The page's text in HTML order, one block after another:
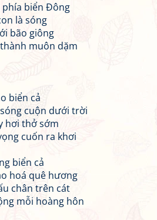
phía biển Đông
là sóng
bão giông
muôn dặm
biển cả
cuộn dưới trời
hơi thở sớm
cuốn ra khơi
biển cả
hoá quê hương
chân trên cát
mỗi hoàng hôn